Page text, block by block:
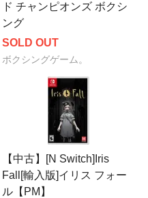
ド チャンピオンズ ボクシ
ング
SOLD OUT
ボクシングゲーム。
【中古】[N Switch]Iris
Fall[輸入版]イリス フォー
ル【PM】